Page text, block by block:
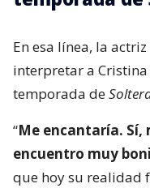
En esa línea, la
interpretar a
temporada de
“Me encantaría. Sí,
encuentro muy
que hoy su